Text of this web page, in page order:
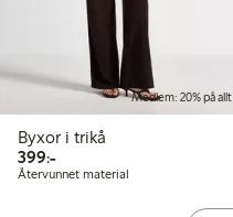
Medlem: 20% på allt
Byxor i trikå
399:-399,00 kr
Återvunnet material